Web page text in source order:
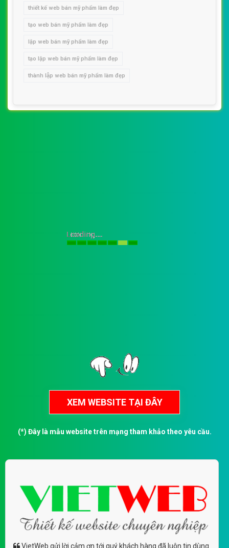
thiết kế web bán mỹ phẩm làm đẹp
tạo web bán mỹ phẩm làm đẹp
lập web bán mỹ phẩm làm đẹp
tạo lập web bán mỹ phẩm làm đẹp
thành lập web bán mỹ phẩm làm đẹp